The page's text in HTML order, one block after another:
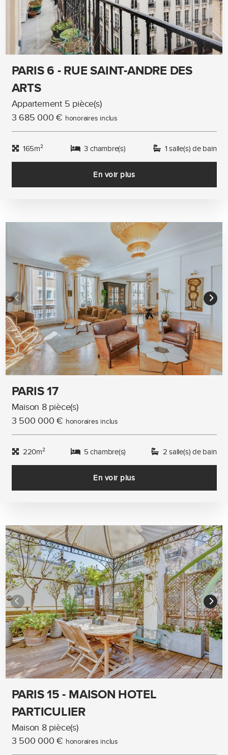
PARIS 6 - RUE SAINT-ANDRE DES
ARTS
Appartement 5 pièce(s)
3 685 000 € honoraires inclus
165m² 3 chambre(s) 1 salle(s) de bain
En voir plus
PARIS 17
Maison 8 pièce(s)
3 500 000 € honoraires inclus
220m² 5 chambre(s) 2 salle(s) de bain
En voir plus
PARIS 15 - MAISON HOTEL
PARTICULIER
Maison 8 pièce(s)
3 500 000 € honoraires inclus